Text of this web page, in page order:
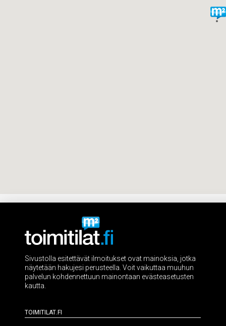
Sivustolla esitettävät ilmoitukset ovat mainoksia, jotka
näytetään hakujesi perusteella. Voit vaikuttaa muuhun
palvelun kohdennettuun mainontaan evästeasetusten
kautta.
Toimitilat.fi